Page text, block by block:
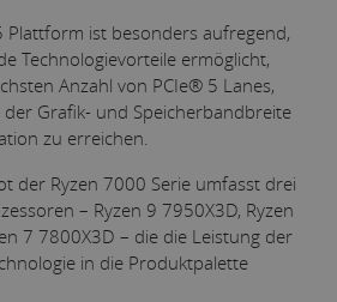
Plattform ist besonders aufregend,
Technologievorteile ermöglicht,
Anzahl von PCIe® 5 Lanes,
Grafik- und Speicherbandbreite
zu erreichen.
der Ryzen 7000 Serie umfasst drei
– Ryzen 9 7950X3D, Ryzen
7 7800X3D – die die Leistung der
in die Produktpalette